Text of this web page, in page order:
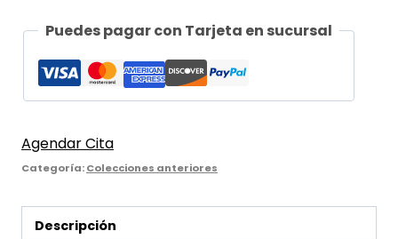
Puedes pagar con Tarjeta en sucursal
Agendar Cita
Categoría:Colecciones anteriores
Descripción